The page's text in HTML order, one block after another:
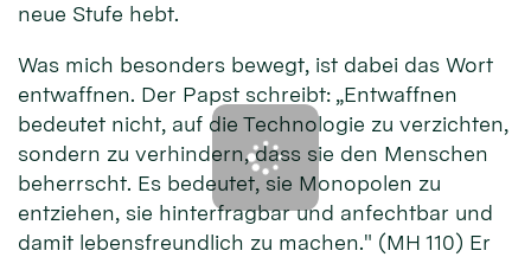
neue Stufe hebt.
Was mich besonders bewegt, ist dabei das Wort
entwaffnen. Der Papst schreibt: „Entwaffnen
bedeutet nicht, auf die Technologie zu verzichten,
sondern zu verhindern, dass sie den Menschen
beherrscht. Es bedeutet, sie Monopolen zu
entziehen, sie hinterfragbar und anfechtbar und
damit lebensfreundlich zu machen." (MH 110) Er